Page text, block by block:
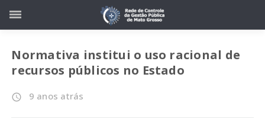
Normativa institui o uso racional de
recursos públicos no Estado
access_time 9 anos atrás